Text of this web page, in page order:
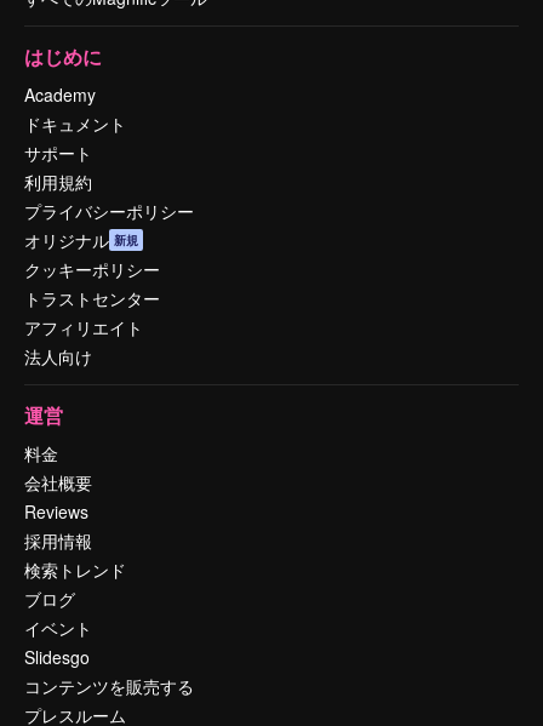
はじめに
Academy
ドキュメント
サポート
利用規約
プライバシーポリシー
オリジナル 新規
クッキーポリシー
トラストセンター
アフィリエイト
法人向け
運営
料金
会社概要
Reviews
採用情報
検索トレンド
ブログ
イベント
Slidesgo
コンテンツを販売する
プレスルーム